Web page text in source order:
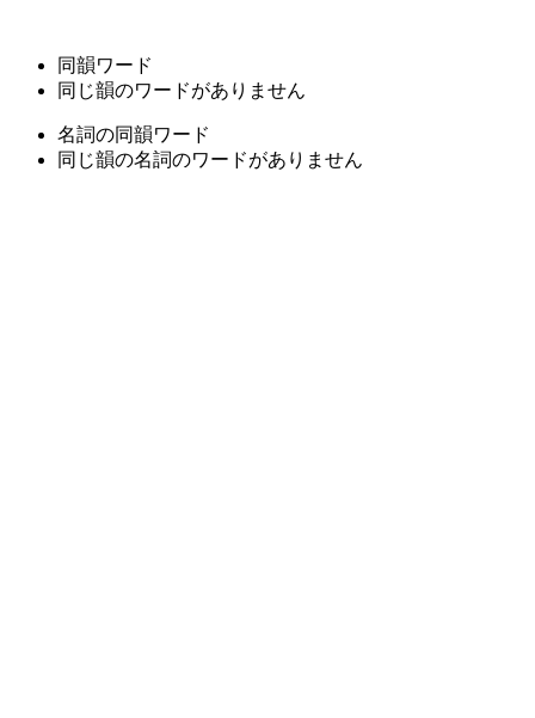
同韻ワード
同じ韻のワードがありません
名詞の同韻ワード
同じ韻の名詞のワードがありません